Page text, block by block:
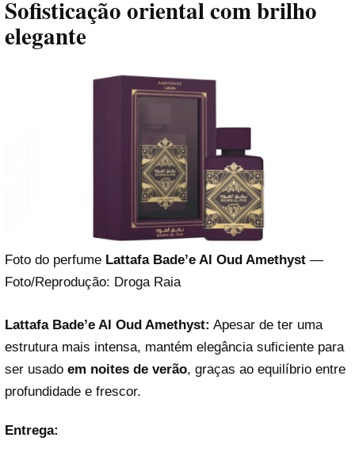
Sofisticação oriental com brilho
elegante
Foto do perfume Lattafa Bade’e Al Oud Amethyst —
Foto/Reprodução: Droga Raia
Lattafa Bade’e Al Oud Amethyst: Apesar de ter uma
estrutura mais intensa, mantém elegância suficiente para
ser usado em noites de verão, graças ao equilíbrio entre
profundidade e frescor.
Entrega: